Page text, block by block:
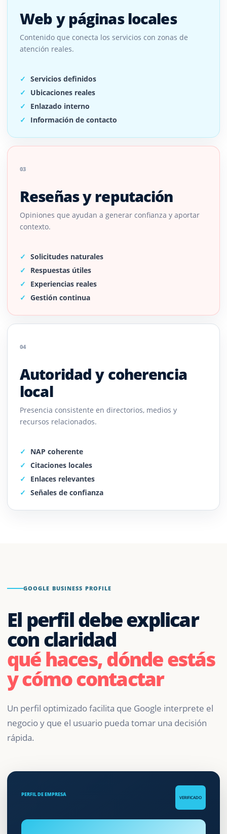
Web y páginas locales
Contenido que conecta los servicios con zonas de
atención reales.
Servicios definidos
Ubicaciones reales
Enlazado interno
Información de contacto
03
Reseñas y reputación
Opiniones que ayudan a generar confianza y aportar
contexto.
Solicitudes naturales
Respuestas útiles
Experiencias reales
Gestión continua
04
Autoridad y coherencia
local
Presencia consistente en directorios, medios y
recursos relacionados.
NAP coherente
Citaciones locales
Enlaces relevantes
Señales de confianza
GOOGLE BUSINESS PROFILE
El perfil debe explicar
con claridad
qué haces, dónde estás
y cómo contactar
Un perfil optimizado facilita que Google interprete el
negocio y que el usuario pueda tomar una decisión
rápida.
PERFIL DE EMPRESA VERIFICADO